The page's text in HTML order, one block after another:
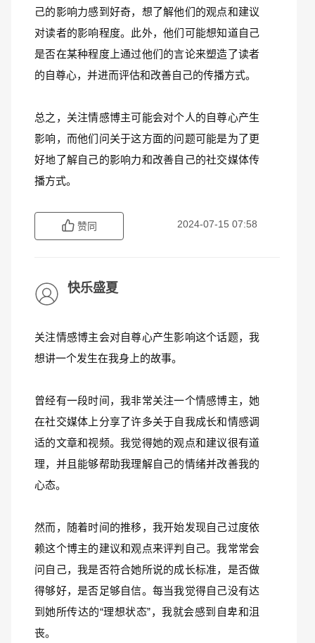
己的影响力感到好奇，想了解他们的观点和建议
对读者的影响程度。此外，他们可能想知道自己
是否在某种程度上通过他们的言论来塑造了读者
的自尊心，并进而评估和改善自己的传播方式。
总之，关注情感博主可能会对个人的自尊心产生
影响，而他们问关于这方面的问题可能是为了更
好地了解自己的影响力和改善自己的社交媒体传
播方式。
赞同 2024-07-15 07:58
快乐盛夏
关注情感博主会对自尊心产生影响这个话题，我
想讲一个发生在我身上的故事。
曾经有一段时间，我非常关注一个情感博主，她
在社交媒体上分享了许多关于自我成长和情感调
适的文章和视频。我觉得她的观点和建议很有道
理，并且能够帮助我理解自己的情绪并改善我的
心态。
然而，随着时间的推移，我开始发现自己过度依
赖这个博主的建议和观点来评判自己。我常常会
问自己，我是否符合她所说的成长标准，是否做
得够好，是否足够自信。每当我觉得自己没有达
到她所传达的“理想状态”，我就会感到自卑和沮
丧。